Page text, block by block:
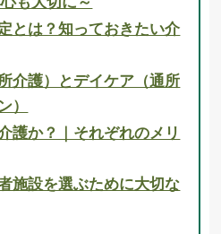
とは？知っておきたい介
介護）とデイケア（通所
）
護か？｜それぞれのメリ
施設を選ぶために大切な